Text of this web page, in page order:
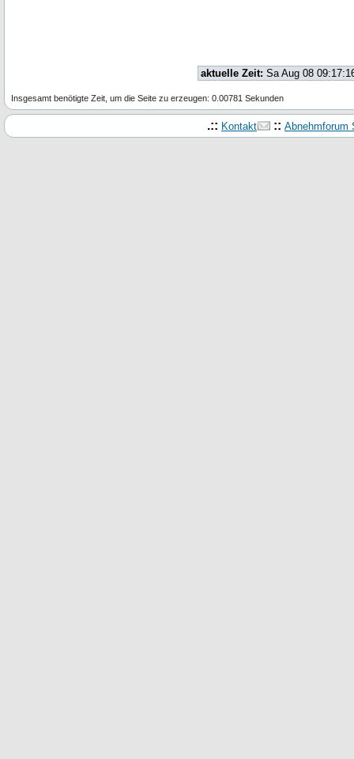
aktuelle Zeit: Sa Aug 08
Insgesamt benötigte Zeit, um die Seite zu erzeugen: 0.00781 Sekunden
.:: Kontakt :: Abnehmforum